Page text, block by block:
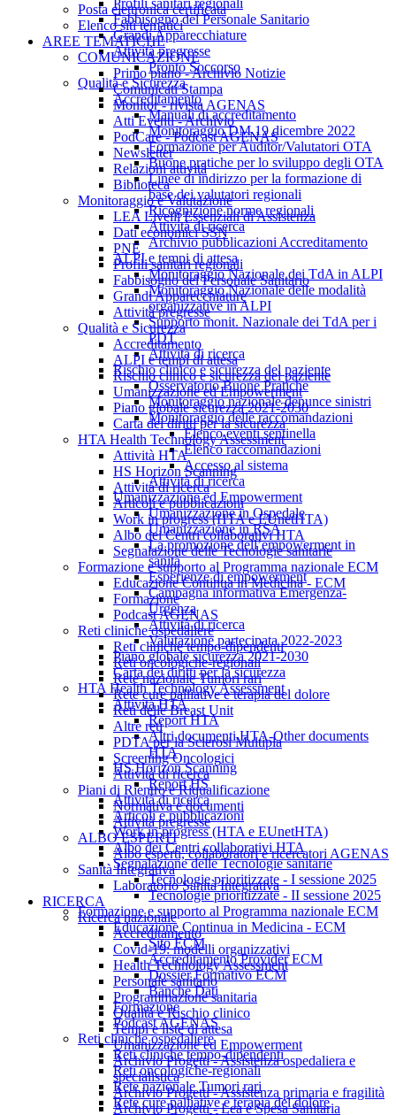
Posta elettronica certificata
Elenco siti tematici
AREE TEMATICHE
COMUNICAZIONE
Primo piano - Archivio Notizie
Comunicati Stampa
Monitor - rivista AGENAS
Atti Eventi - Archivio
PodCare - Podcast AGENAS
Newsletter
Relazioni attività
Biblioteca
Monitoraggio e Valutazione
LEA Livelli Essenziali di Assistenza
Dati economici SSN
PNE
Profili sanitari regionali
Fabbisogno del Personale Sanitario
Grandi Apparecchiature
Attività pregresse
Qualità e Sicurezza
Accreditamento
ALPI e tempi di attesa
Rischio clinico e sicurezza del paziente
Umanizzazione ed Empowerment
Piano globale sicurezza 2021-2030
Carta dei diritti per la sicurezza
HTA Health Technology Assessment
Attività HTA
HS Horizon Scanning
Attività di ricerca
Articoli e pubblicazioni
Work in progress (HTA e EUnetHTA)
Albo dei Centri collaborativi HTA
Segnalazione delle Tecnologie sanitarie
Formazione e supporto al Programma nazionale ECM
Educazione Continua in Medicina - ECM
Formazione
Podcast AGENAS
Reti cliniche ospedaliere
Reti cliniche tempo-dipendenti
Reti oncologiche-regionali
Rete nazionale Tumori rari
Rete cure palliative e terapia del dolore
Reti delle Breast Unit
Altre reti
PDTA per la Sclerosi Multipla
Screening Oncologici
Attività di ricerca
Piani di Rientro e Riqualificazione
Normativa e documenti
Attività pregresse
ALBO ESPERTI
Albo esperti, collaboratori e ricercatori AGENAS
Sanità Integrativa
Laboratorio Sanità Integrativa
RICERCA
Ricerca nazionale
Accreditamento
Covid-19: modelli organizzativi
Health Technology Assessment
Personale sanitario
Programmazione sanitaria
Qualità e Rischio clinico
Tempi e liste di attesa
Umanizzazione ed Empowerment
Archivio Progetti - Assistenza ospedaliera e
specialistica
Archivio Progetti - Assistenza primaria e fragilità
Archivio Progetti - Lea e Spesa Sanitaria
Fabbisogno del Personale Sanitario
Grandi Apparecchiature
Attività pregresse
Pronto Soccorso
Qualità e Sicurezza
Accreditamento
Manuali di accreditamento
Monitoraggio DM 19 dicembre 2022
Formazione per Auditor/Valutatori OTA
Buone pratiche per lo sviluppo degli OTA
Linee di indirizzo per la formazione di
base dei valutatori regionali
Ricognizione norme regionali
Attività di ricerca
Archivio pubblicazioni Accreditamento
ALPI e tempi di attesa
Monitoraggio Nazionale dei TdA in ALPI
Monitoraggio Nazionale delle modalità
organizzative in ALPI
Supporto monit. Nazionale dei TdA per i
PDT
Attività di ricerca
Rischio clinico e sicurezza del paziente
Osservatorio Buone Pratiche
Monitoraggio nazionale denunce sinistri
Monitoraggio delle raccomandazioni
Elenco eventi sentinella
Elenco raccomandazioni
Accesso al sistema
Attività di ricerca
Umanizzazione ed Empowerment
Umanizzazione in Ospedale
Umanizzazione in RSA
La promozione dell’empowerment in
sanità
Esperienze di empowerment
Campagna informativa Emergenza-
Urgenza
Attività di ricerca
Valutazione partecipata 2022-2023
Piano globale sicurezza 2021-2030
Carta dei diritti per la sicurezza
HTA Health Technology Assessment
Attività HTA
Report HTA
Altri documenti HTA-Other documents
HTA
HS Horizon Scanning
Report HS
Attività di ricerca
Articoli e pubblicazioni
Work in progress (HTA e EUnetHTA)
Albo dei Centri collaborativi HTA
Segnalazione delle Tecnologie sanitarie
Tecnologie prioritizzate - I sessione 2025
Tecnologie prioritizzate - II sessione 2025
Formazione e supporto al Programma nazionale ECM
Educazione Continua in Medicina - ECM
Sito ECM
Accreditamento Provider ECM
Dossier Formativo ECM
Banche Dati
Formazione
Podcast AGENAS
Reti cliniche ospedaliere
Reti cliniche tempo-dipendenti
Reti oncologiche-regionali
Rete nazionale Tumori rari
Rete cure palliative e terapia del dolore